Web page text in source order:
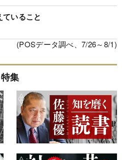
いること
(POSデータ調べ、7/26～8/1)
特集